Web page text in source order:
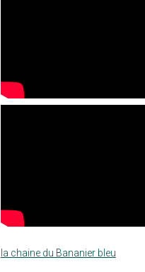
la chaine du Bananier bleu